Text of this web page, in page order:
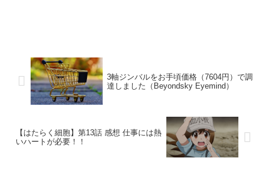
3軸ジンバルをお手頃価格（7604円）で調
達しました（Beyondsky Eyemind）
【はたらく細胞】第13話 感想 仕事には熱
いハートが必要！！